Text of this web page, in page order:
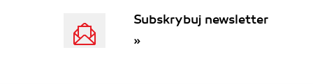
Subskrybuj newsletter
»